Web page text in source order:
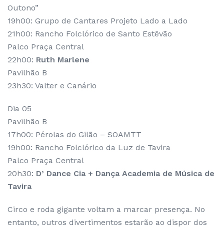
Outono”
19h00: Grupo de Cantares Projeto Lado a Lado
21h00: Rancho Folclórico de Santo Estêvão
Palco Praça Central
22h00: Ruth Marlene
Pavilhão B
23h30: Valter e Canário
Dia 05
Pavilhão B
17h00: Pérolas do Gilão – SOAMTT
19h00: Rancho Folclórico da Luz de Tavira
Palco Praça Central
20h30: D’ Dance Cia + Dança Academia de Música de
Tavira
Circo e roda gigante voltam a marcar presença. No
entanto, outros divertimentos estarão ao dispor dos